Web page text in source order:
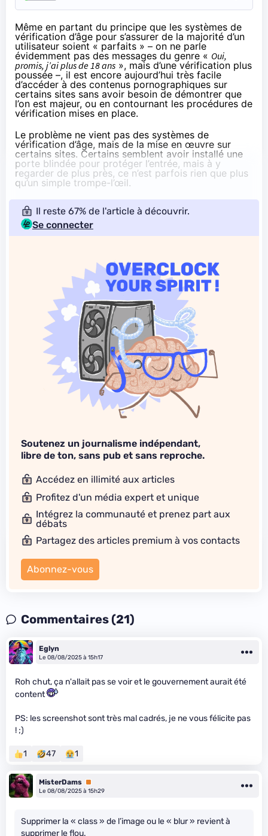
Même en partant du principe que les systèmes de
vérification d’âge pour s’assurer de la majorité d’un
utilisateur soient « parfaits » – on ne parle
évidemment pas des messages du genre « Oui,
promis, j’ai plus de 18 ans », mais d’une vérification plus
poussée –, il est encore aujourd’hui très facile
d’accéder à des contenus pornographiques sur
certains sites sans avoir besoin de démontrer que
l’on est majeur, ou en contournant les procédures de
vérification mises en place.
Le problème ne vient pas des systèmes de
vérification d’âge, mais de la mise en œuvre sur
certains sites. Certains semblent avoir installé une
porte blindée pour protéger l’entrée, mais à y
regarder de plus près, ce n’est parfois rien que plus
qu’un simple trompe-l’œil.
Il reste 67% de l'article à découvrir.
Se connecter
Soutenez un journalisme indépendant,
libre de ton, sans pub et sans reproche.
Accédez en illimité aux articles
Profitez d'un média expert et unique
Intégrez la communauté et prenez part aux
débats
Partagez des articles premium à vos contacts
Abonnez-vous
Commentaires (21)
Eglyn
Le 08/08/2025 à 15h17
Roh chut, ça n'allait pas se voir et le gouvernement aurait été
content
PS: les screenshot sont très mal cadrés, je ne vous félicite pas
! ;)
1 47 1
MisterDams Premium
Le 08/08/2025 à 15h29
Supprimer la « class » de l’image ou le « blur » revient à
supprimer le flou.